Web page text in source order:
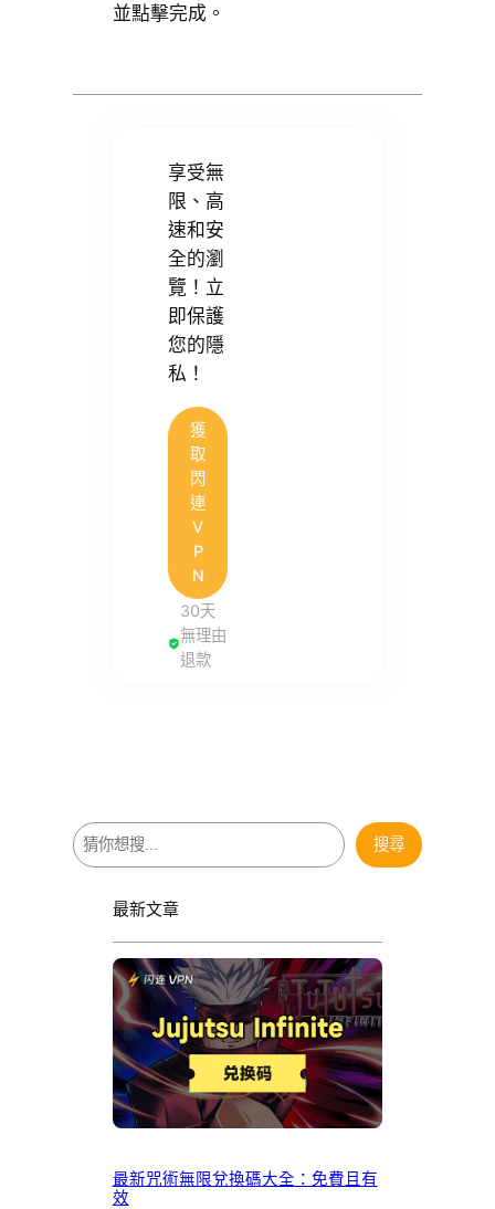
並點擊完成。
享受無
限、高
速和安
全的瀏
覽！立
即保護
您的隱
私！
獲
取
閃
連
V
P
N
30天
無理由
退款
搜
尋
搜尋
最新文章
最新咒術無限兌換碼大全：免費且有
效